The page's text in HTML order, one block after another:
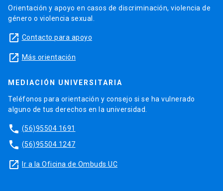
Orientación y apoyo en casos de discriminación, violencia de
género o violencia sexual.
launch Contacto para apoyo
launch Más orientación
MEDIACIÓN UNIVERSITARIA
Teléfonos para orientación y consejo si se ha vulnerado
alguno de tus derechos en la universidad.
phone (56)95504 1691
phone (56)95504 1247
launch Ir a la Oficina de Ombuds UC